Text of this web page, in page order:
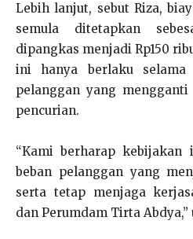
Lebih lanjut, sebut Riza,
semula ditetapkan
dipangkas menjadi Rp150
ini hanya berlaku selama
pelanggan yang
pencurian.
“Kami berharap
beban pelanggan yang
serta tetap menjaga
dan Perumdam Tirta Abdya,”